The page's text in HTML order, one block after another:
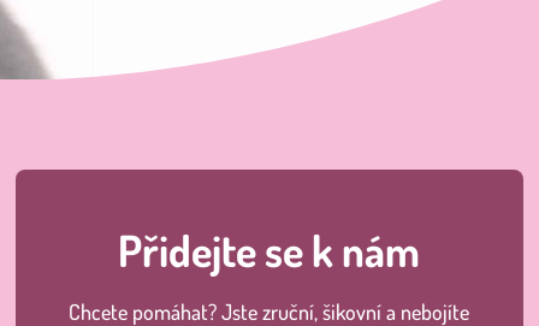
Přidejte se k nám
Chcete pomáhat? Jste zruční, šikovní a nebojíte